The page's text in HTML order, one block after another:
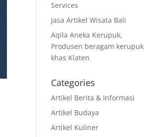
Services
Jasa Artikel Wisata Bali
Aqila Aneka Kerupuk,
Produsen beragam kerupuk
khas Klaten
Categories
Artikel Berita & Informasi
Artikel Budaya
Artikel Kuliner